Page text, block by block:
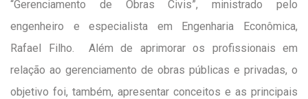
“Gerenciamento de Obras Civis”, ministrado pelo
engenheiro e especialista em Engenharia Econômica,
Rafael Filho. Além de aprimorar os profissionais em
relação ao gerenciamento de obras públicas e privadas, o
objetivo foi, também, apresentar conceitos e as principais